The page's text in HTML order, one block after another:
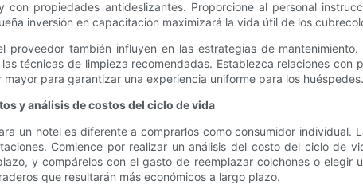
con propiedades antideslizantes. Proporcione al personal
inversión en capacitación maximizará la vida útil de los
proveedor también influyen en las estrategias de
técnicas de limpieza recomendadas. Establezca relaciones
para garantizar una experiencia uniforme para los huéspedes.
y análisis de costos del ciclo de vida
un hotel es diferente a comprarlos como consumidor
Comience por realizar un análisis del costo del ciclo
y compárelos con el gasto de reemplazar colchones o
que resultarán más económicos a largo plazo.